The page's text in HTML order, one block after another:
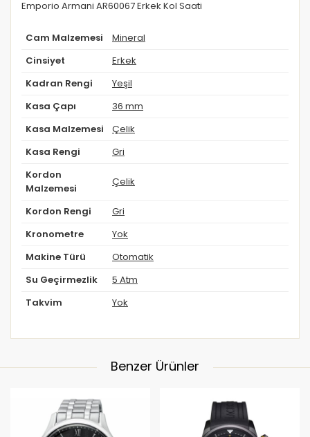
Emporio Armani AR60067 Erkek Kol Saati
Cam Malzemesi Mineral
Cinsiyet Erkek
Kadran Rengi Yeşil
Kasa Çapı 36 mm
Kasa Malzemesi Çelik
Kasa Rengi Gri
Kordon
Malzemesi
Çelik
Kordon Rengi Gri
Kronometre Yok
Makine Türü Otomatik
Su Geçirmezlik 5 Atm
Takvim Yok
Benzer Ürünler